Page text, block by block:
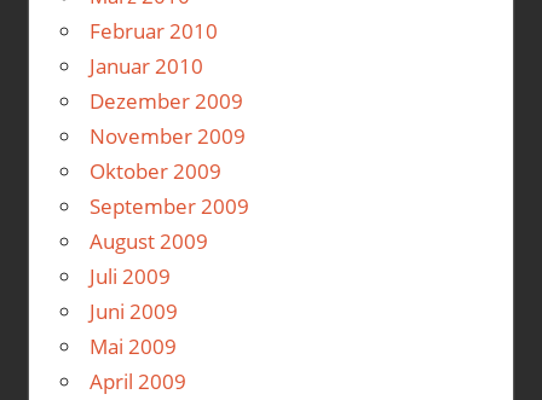
Februar 2010
Januar 2010
Dezember 2009
November 2009
Oktober 2009
September 2009
August 2009
Juli 2009
Juni 2009
Mai 2009
April 2009